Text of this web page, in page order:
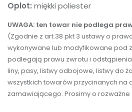
Oplot: miękki poliester
UWAGA: ten towar nie podlega
(Zgodnie z art.38 pkt 3 ustawy o
wykonywane lub modyfikowane pod
podlegają prawu zwrotu i
liny, pasy, listwy odbojowe, listwy do
wszystkich towarów przycinanych na
zamawiającego. Prosimy o rozważne